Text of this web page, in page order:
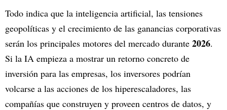
Todo indica que la inteligencia artificial, las tensiones
geopolíticas y el crecimiento de las ganancias corporativas
serán los principales motores del mercado durante 2026.
Si la IA empieza a mostrar un retorno concreto de
inversión para las empresas, los inversores podrían
volcarse a las acciones de los hiperescaladores, las
compañías que construyen y proveen centros de datos, y